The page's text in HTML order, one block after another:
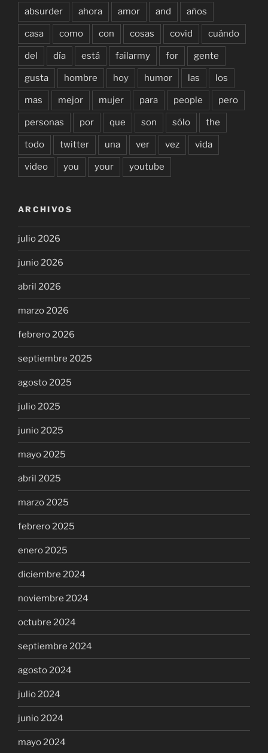
absurder ahora amor and años
casa como con cosas covid cuándo
del día está failarmy for gente
gusta hombre hoy humor las los
mas mejor mujer para people pero
personas por que son sólo the
todo twitter una ver vez vida
video you your youtube
ARCHIVOS
julio 2026
junio 2026
abril 2026
marzo 2026
febrero 2026
septiembre 2025
agosto 2025
julio 2025
junio 2025
mayo 2025
abril 2025
marzo 2025
febrero 2025
enero 2025
diciembre 2024
noviembre 2024
octubre 2024
septiembre 2024
agosto 2024
julio 2024
junio 2024
mayo 2024